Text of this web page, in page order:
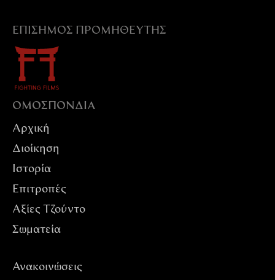
ΕΠΊΣΗΜΟΣ ΠΡΟΜΗΘΕΥΤΉΣ
ΟΜΟΣΠΟΝΔIΑ
Αρχική
Διοίκηση
Ιστορία
Επιτροπές
Αξίες Tζούντο
Σωματεία
Ανακοινώσεις